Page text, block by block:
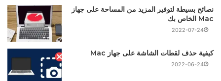
نصائح بسيطة لتوفير المزيد من المساحة على جهاز
Mac الخاص بك
2022-07-24
كيفية حذف لقطات الشاشة على جهاز Mac
2022-06-24